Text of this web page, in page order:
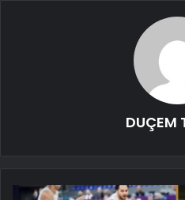
DUÇEM